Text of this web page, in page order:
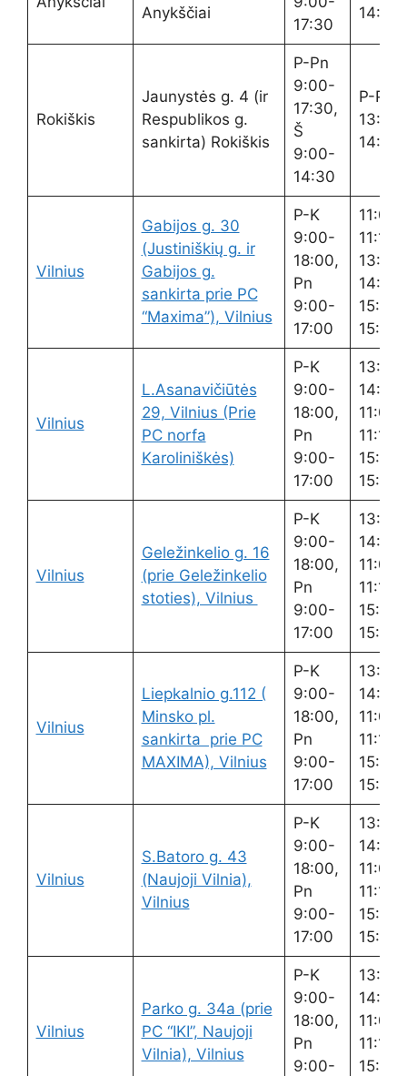
Anykščiai
17:30
14:00
Rokiškis
Jaunystės g. 4 (ir
Respublikos g.
sankirta) Rokiškis
P-Pn
9:00-
17:30,
Š
9:00-
14:30
P-Pn
13:20-
14:00
Vilnius
Gabijos g. 30
(Justiniškių g. ir
Gabijos g.
sankirta prie PC
“Maxima”), Vilnius
P-K
9:00-
18:00,
Pn
9:00-
17:00
11:00-
11:15;
13:00-
14:00;
15:00-
15:15
Vilnius
L.Asanavičiūtės
29, Vilnius (Prie
PC norfa
Karoliniškės)
P-K
9:00-
18:00,
Pn
9:00-
17:00
13:00-
14:00,
11:00-
11:15,
15:00-
15:15
Vilnius
Geležinkelio g. 16
(prie Geležinkelio
stoties), Vilnius
P-K
9:00-
18:00,
Pn
9:00-
17:00
13:00-
14:00,
11:00-
11:15,
15:00-
15:15
Vilnius
Liepkalnio g.112 (
Minsko pl.
sankirta prie PC
MAXIMA), Vilnius
P-K
9:00-
18:00,
Pn
9:00-
17:00
13:00-
14:00,
11:00-
11:15,
15:00-
15:15
Vilnius
S.Batoro g. 43
(Naujoji Vilnia),
Vilnius
P-K
9:00-
18:00,
Pn
9:00-
17:00
13:00-
14:00,
11:00-
11:15,
15:00-
15:15
Vilnius
Parko g. 34a (prie
PC “IKI”, Naujoji
Vilnia), Vilnius
P-K
9:00-
18:00,
Pn
9:00-
13:00-
14:00,
11:00-
11:15,
15:00-